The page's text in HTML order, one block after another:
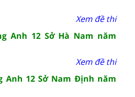
Xem đề thi
Anh 12 Sở Hà Nam năm
Xem đề thi
Anh 12 Sở Nam Định năm